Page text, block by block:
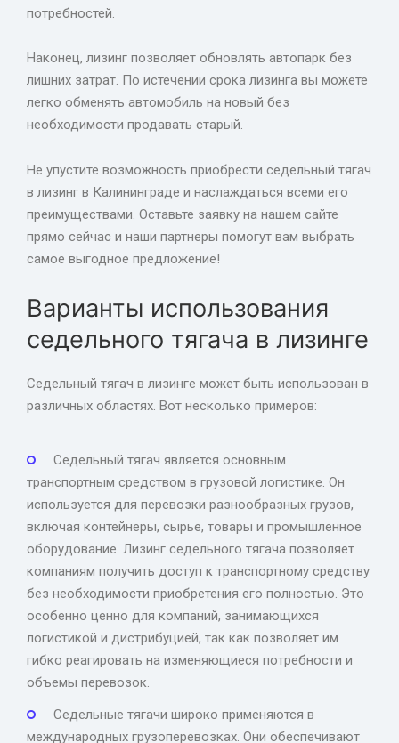
потребностей.
Наконец, лизинг позволяет обновлять автопарк без
лишних затрат. По истечении срока лизинга вы можете
легко обменять автомобиль на новый без
необходимости продавать старый.
Не упустите возможность приобрести седельный тягач
в лизинг в Калининграде и наслаждаться всеми его
преимуществами. Оставьте заявку на нашем сайте
прямо сейчас и наши партнеры помогут вам выбрать
самое выгодное предложение!
Варианты использования
седельного тягача в лизинге
Седельный тягач в лизинге может быть использован в
различных областях. Вот несколько примеров:
Седельный тягач является основным
транспортным средством в грузовой логистике. Он
используется для перевозки разнообразных грузов,
включая контейнеры, сырье, товары и промышленное
оборудование. Лизинг седельного тягача позволяет
компаниям получить доступ к транспортному средству
без необходимости приобретения его полностью. Это
особенно ценно для компаний, занимающихся
логистикой и дистрибуцией, так как позволяет им
гибко реагировать на изменяющиеся потребности и
объемы перевозок.
Седельные тягачи широко применяются в
международных грузоперевозках. Они обеспечивают